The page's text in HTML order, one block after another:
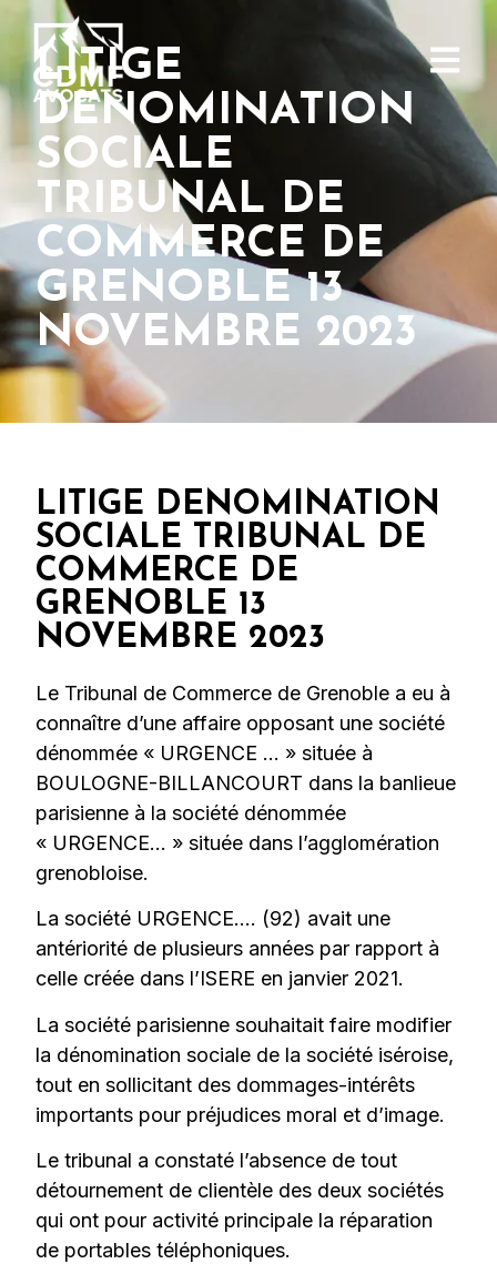
LITIGE
DENOMINATION
SOCIALE
TRIBUNAL DE
COMMERCE DE
GRENOBLE 13
NOVEMBRE 2023
LITIGE DENOMINATION
SOCIALE TRIBUNAL DE
COMMERCE DE
GRENOBLE 13
NOVEMBRE 2023
Le Tribunal de Commerce de Grenoble a eu à
connaître d’une affaire opposant une société
dénommée « URGENCE … » située à
BOULOGNE-BILLANCOURT dans la banlieue
parisienne à la société dénommée
« URGENCE… » située dans l’agglomération
grenobloise.
La société URGENCE…. (92) avait une
antériorité de plusieurs années par rapport à
celle créée dans l’ISERE en janvier 2021.
La société parisienne souhaitait faire modifier
la dénomination sociale de la société iséroise,
tout en sollicitant des dommages-intérêts
importants pour préjudices moral et d’image.
Le tribunal a constaté l’absence de tout
détournement de clientèle des deux sociétés
qui ont pour activité principale la réparation
de portables téléphoniques.